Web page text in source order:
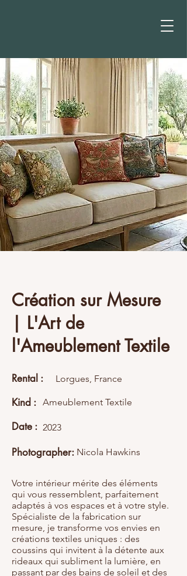
Création sur Mesure
| L'Art de
l'Ameublement Textile
Rental : Lorgues, France
Kind : Ameublement Textile
Date : 2023
Photographer: Nicola Hawkins
Votre intérieur mérite des éléments
qui vous ressemblent, parfaitement
adaptés à vos espaces et à votre style.
Spécialiste de la fabrication sur
mesure, je transforme vos envies en
créations textiles uniques : des
coussins qui invitent à la détente aux
rideaux qui subliment la lumière, en
passant par des bains de soleil et des